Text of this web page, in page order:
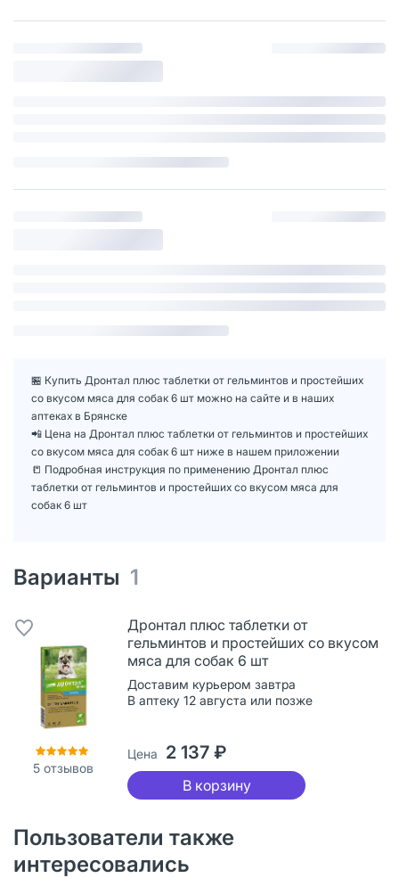
🏪 Купить Дронтал плюс таблетки от гельминтов и простейших
со вкусом мяса для собак 6 шт можно на сайте и в наших
аптеках в Брянске
📲 Цена на Дронтал плюс таблетки от гельминтов и простейших
со вкусом мяса для собак 6 шт ниже в нашем приложении
📒 Подробная инструкция по применению Дронтал плюс
таблетки от гельминтов и простейших со вкусом мяса для
собак 6 шт
Варианты 1
5 отзывов
Дронтал плюс таблетки от
гельминтов и простейших со вкусом
мяса для собак 6 шт
Доставим курьером завтра
В аптеку 12 августа или позже
Цена 2 137 ₽
В корзину
Пользователи также
интересовались